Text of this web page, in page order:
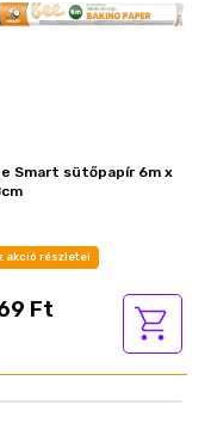
Smart sütőpapír 6m x
akció részletei
Ft